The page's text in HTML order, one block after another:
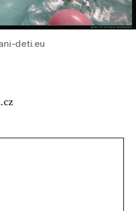
deti.eu